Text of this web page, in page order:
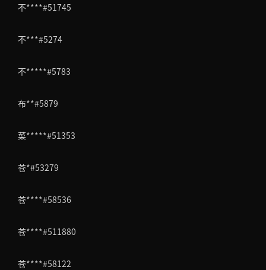
不****#51745
不***#5274
不*****#5783
布**#5879
菜*****#51353
苍*#53279
苍****#58536
苍****#511880
苍****#58122